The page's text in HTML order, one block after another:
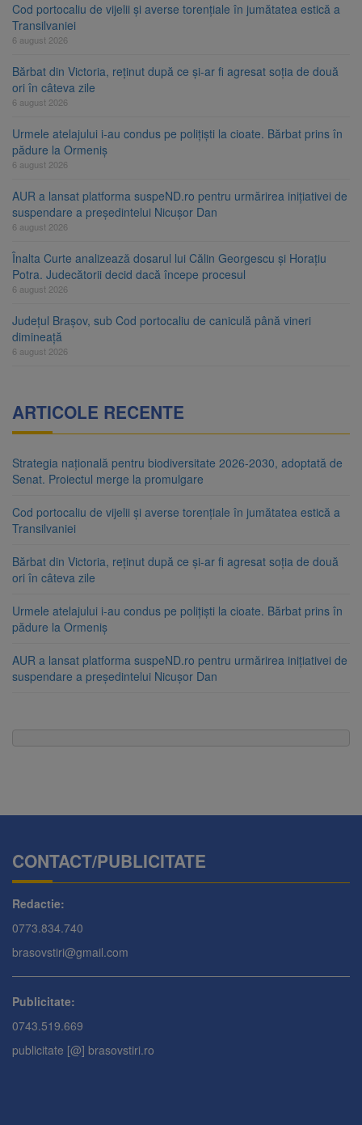
Cod portocaliu de vijelii și averse torențiale în jumătatea estică a
Transilvaniei
6 august 2026
Bărbat din Victoria, reținut după ce și-ar fi agresat soția de două
ori în câteva zile
6 august 2026
Urmele atelajului i-au condus pe polițiști la cioate. Bărbat prins în
pădure la Ormeniș
6 august 2026
AUR a lansat platforma suspeND.ro pentru urmărirea inițiativei de
suspendare a președintelui Nicușor Dan
6 august 2026
Înalta Curte analizează dosarul lui Călin Georgescu și Horațiu
Potra. Judecătorii decid dacă începe procesul
6 august 2026
Județul Brașov, sub Cod portocaliu de caniculă până vineri
dimineață
6 august 2026
ARTICOLE RECENTE
Strategia națională pentru biodiversitate 2026-2030, adoptată de
Senat. Proiectul merge la promulgare
Cod portocaliu de vijelii și averse torențiale în jumătatea estică a
Transilvaniei
Bărbat din Victoria, reținut după ce și-ar fi agresat soția de două
ori în câteva zile
Urmele atelajului i-au condus pe polițiști la cioate. Bărbat prins în
pădure la Ormeniș
AUR a lansat platforma suspeND.ro pentru urmărirea inițiativei de
suspendare a președintelui Nicușor Dan
CONTACT/PUBLICITATE
Redactie:
0773.834.740
brasovstiri@gmail.com
Publicitate:
0743.519.669
publicitate [@] brasovstiri.ro